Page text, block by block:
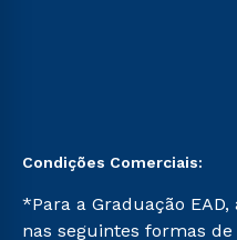
Condições Comerciais:
*Para a Graduação
nas seguintes formas